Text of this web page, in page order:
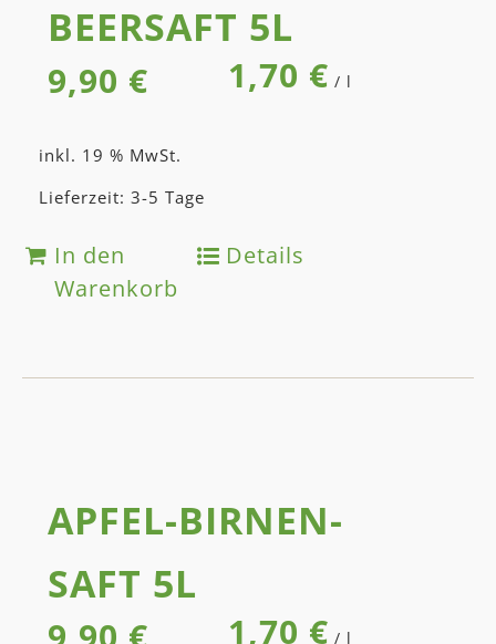
BEER­SAFT 5L
9,90 € 1,70 € / l
inkl. 19 % MwSt.
Lieferzeit: 3-5 Tage
In den
Warenkorb
Details
APFEL-BIRNEN­
SAFT 5L
1,70 € / l